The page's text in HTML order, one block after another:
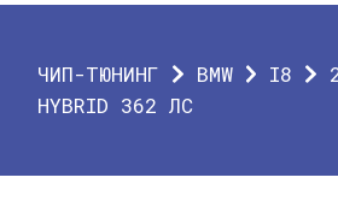
О КОМПАНИИ
ЧИП-ТЮНИНГ BMW I8
HYBRID 362 ЛС